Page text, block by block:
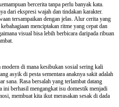
bercerita tanpa perlu banyak kata.
dari ekspresi wajah dan tindakan karakter.
tersampaikan dengan jelas. Alur cerita yang
menciptakan ritme yang cepat dan
visual bisa lebih berbicara daripada ribuan
di mana kesibukan sosial sering kali
asyik di pesta sementara anaknya sakit adalah
sana. Rasa bersalah yang terlambat datang
ini berhasil mengangkat isu domestik menjadi
membuat kita ikut merasakan sesak di dada